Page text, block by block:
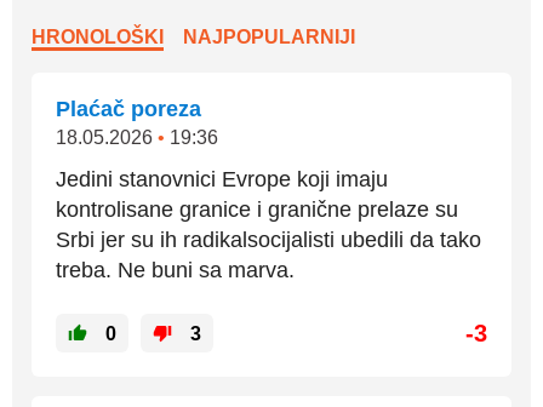
HRONOLOŠKI NAJPOPULARNIJI
Plaćač poreza
18.05.2026 • 19:36
Jedini stanovnici Evrope koji imaju
kontrolisane granice i granične prelaze su
Srbi jer su ih radikalsocijalisti ubedili da tako
treba. Ne buni sa marva.
0 3 -3